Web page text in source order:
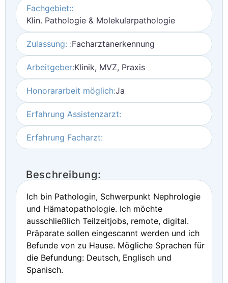
Fachgebiet::
Klin. Pathologie & Molekularpathologie
Zulassung: :Facharztanerkennung
Arbeitgeber:Klinik, MVZ, Praxis
Honorararbeit möglich:Ja
Erfahrung Assistenzarzt:
Erfahrung Facharzt:
Beschreibung:
Ich bin Pathologin, Schwerpunkt Nephrologie
und Hämatopathologie. Ich möchte
ausschließlich Teilzeitjobs, remote, digital.
Präparate sollen eingescannt werden und ich
Befunde von zu Hause. Mögliche Sprachen für
die Befundung: Deutsch, Englisch und
Spanisch.